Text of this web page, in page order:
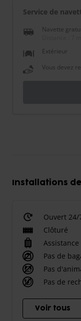
Service de
Navette
Extérieur
Vous devez
Installations
Ouvert 24/
Clôturé
Assistance
Pas de
Pas
Pas de
Voir tous